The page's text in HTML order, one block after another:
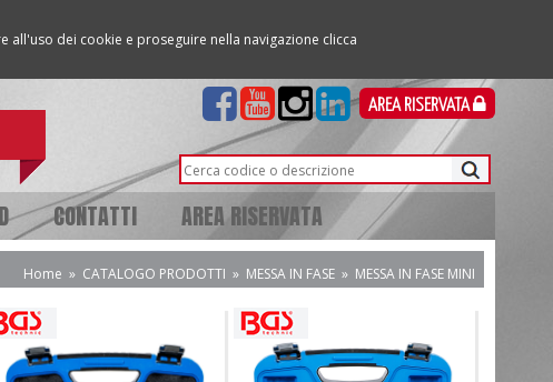
all'uso dei cookie e proseguire nella navigazione clicca
AREA RISERVATA
CONTATTI AREA RISERVATA
Home » CATALOGO PRODOTTI » MESSA IN FASE » MESSA IN FASE MINI